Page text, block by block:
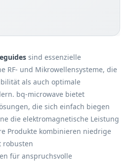
sind essenzielle
RF- und Mikrowellensysteme, die
als auch optimale
bq-microwave bietet
die sich einfach biegen
die elektromagnetische Leistung
Produkte kombinieren niedrige
robusten
für anspruchsvolle